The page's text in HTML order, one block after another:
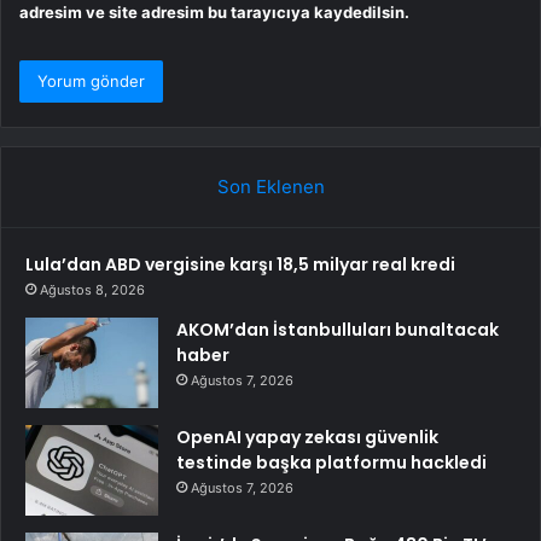
adresim ve site adresim bu tarayıcıya kaydedilsin.
Son Eklenen
Lula’dan ABD vergisine karşı 18,5 milyar real kredi
Ağustos 8, 2026
AKOM’dan İstanbulluları bunaltacak
haber
Ağustos 7, 2026
OpenAI yapay zekası güvenlik
testinde başka platformu hackledi
Ağustos 7, 2026